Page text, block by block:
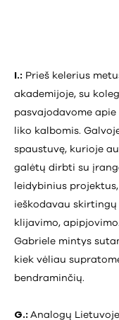
I.: Prieš kelerius
akademijoje, su
pasvajodavome
liko kalbomis.
spaustuvę, kurioje
galėtų dirbti su
leidybinius
ieškodavau skirtingų
klijavimo,
Gabriele mintys
kiek vėliau
bendraminčių.
G.: Analogų